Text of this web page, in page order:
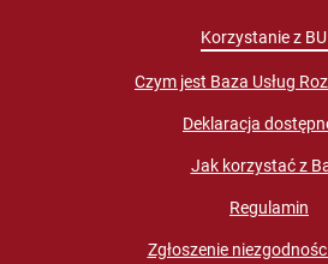
Korzystanie z
Czym jest Baza Usług
Deklaracja
Jak korzystać z
Regulamin
Zgłoszenie